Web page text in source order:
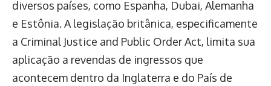
diversos países, como Espanha, Dubai, Alemanha
e Estônia. A legislação britânica, especificamente
a Criminal Justice and Public Order Act, limita sua
aplicação a revendas de ingressos que
acontecem dentro da Inglaterra e do País de